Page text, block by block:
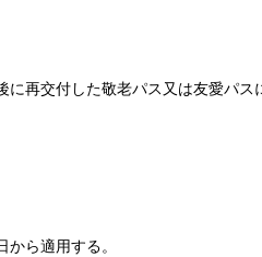
再交付した敬老パス又は友愛パス
ら適用する。